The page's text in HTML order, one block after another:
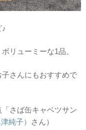
リューミーな1品。
さんにもおすすめで
「さば缶キャベツサン
純子） さん）